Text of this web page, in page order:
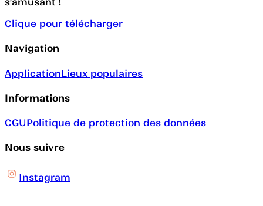
Clique pour télécharger
Navigation
ApplicationLieux populaires
Informations
CGUPolitique de protection des données
Nous suivre
Instagram